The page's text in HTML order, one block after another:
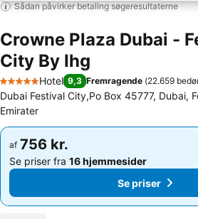
Sådan påvirker betaling søgeresultaterne
Crowne Plaza Dubai -
City By Ihg
5 Stjerner
Hotel 9,3 Fremragende (22.659
Dubai Festival City,Po Box 45777, Dubai,
Emirater
af 756 kr.
Se priser fra 16 hjemmesider
Se priser
af 756 kr.
Se priser fra 16 hjemmesider
Se priser